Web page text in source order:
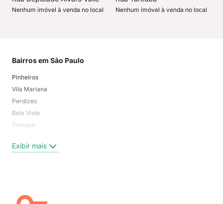
Nenhum imóvel à venda no local Nenhum imóvel à venda no local
Bairros em São Paulo
Pinheiros
Vila Mariana
Perdizes
Bela Vista
Tatuapé
Centro
Campo Belo
Exibir mais